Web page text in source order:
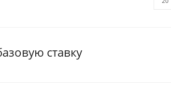
ставку